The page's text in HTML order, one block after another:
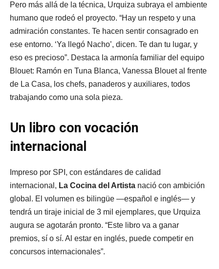
Pero más allá de la técnica, Urquiza subraya el ambiente
humano que rodeó el proyecto. “Hay un respeto y una
admiración constantes. Te hacen sentir consagrado en
ese entorno. ‘Ya llegó Nacho’, dicen. Te dan tu lugar, y
eso es precioso”. Destaca la armonía familiar del equipo
Blouet: Ramón en Tuna Blanca, Vanessa Blouet al frente
de La Casa, los chefs, panaderos y auxiliares, todos
trabajando como una sola pieza.
Un libro con vocación
internacional
Impreso por SPI, con estándares de calidad
internacional, La Cocina del Artista nació con ambición
global. El volumen es bilingüe —español e inglés— y
tendrá un tiraje inicial de 3 mil ejemplares, que Urquiza
augura se agotarán pronto. “Este libro va a ganar
premios, sí o sí. Al estar en inglés, puede competir en
concursos internacionales”.